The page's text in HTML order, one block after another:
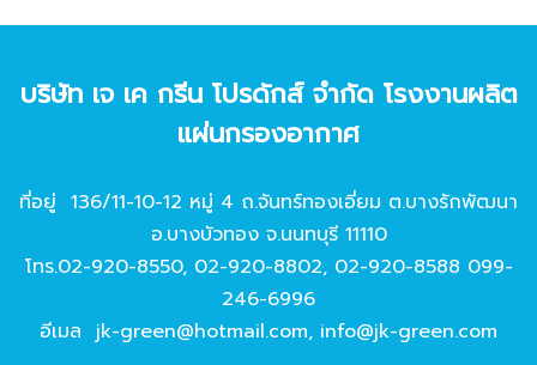
บริษัท เจ เค กรีน โปรดักส์ จํากัด โรงงานผลิต
แผ่นกรองอากาศ
ที่อยู่ 136/11-10-12 หมู่ 4 ถ.จันทร์ทองเอี่ยม ต.บางรักพัฒนา
อ.บางบัวทอง จ.นนทบุรี 11110
โทร.02-920-8550, 02-920-8802, 02-920-8588 099-
246-6996
อีเมล jk-green@hotmail.com, info@jk-green.com